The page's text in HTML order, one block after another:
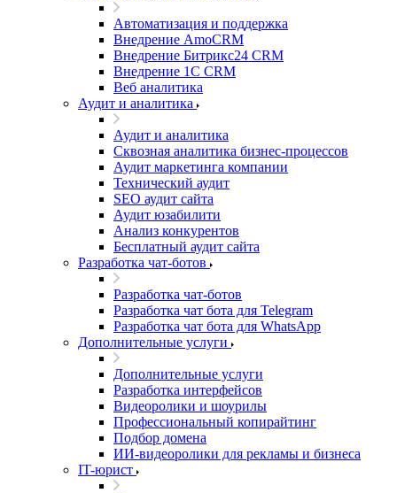
Автоматизация и поддержка
Внедрение AmoCRM
Внедрение Битрикс24 CRM
Внедрение 1C CRM
Веб аналитика
Аудит и аналитика
Аудит и аналитика
Сквозная аналитика бизнес-процессов
Аудит маркетинга компании
Технический аудит
SEO аудит сайта
Аудит юзабилити
Анализ конкурентов
Бесплатный аудит сайта
Разработка чат-ботов
Разработка чат-ботов
Разработка чат бота для Telegram
Разработка чат бота для WhatsApp
Дополнительные услуги
Дополнительные услуги
Разработка интерфейсов
Видеоролики и шоурилы
Профессиональный копирайтинг
Подбор домена
ИИ-видеоролики для рекламы и бизнеса
IT-юрист